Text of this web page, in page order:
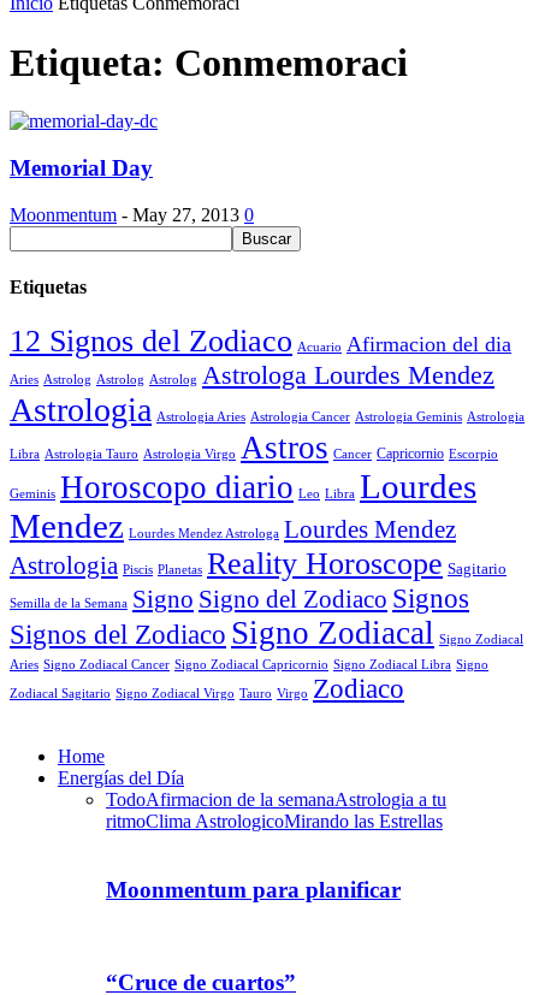
Etiqueta: Conmemoraci
Memorial Day
Moonmentum - May 27, 2013 0
Etiquetas
12 Signos del Zodiaco Acuario Afirmacion del dia
Aries Astrolog Astrolog Astrolog Astrologa Lourdes Mendez
Astrologia Astrologia Aries Astrologia Cancer Astrologia Geminis Astrologia
Libra Astrologia Tauro Astrologia Virgo Astros Cancer Capricornio Escorpio
Geminis Horoscopo diario Leo Libra Lourdes
Mendez Lourdes Mendez Astrologa Lourdes Mendez
Astrologia Piscis Planetas Reality Horoscope Sagitario
Semilla de la Semana Signo Signo del Zodiaco Signos
Signos del Zodiaco Signo Zodiacal Signo Zodiacal
Aries Signo Zodiacal Cancer Signo Zodiacal Capricornio Signo Zodiacal Libra Signo
Zodiacal Sagitario Signo Zodiacal Virgo Tauro Virgo Zodiaco
Home
Energías del Día
TodoAfirmacion de la semanaAstrologia a tu
ritmoClima AstrologicoMirando las Estrellas
Moonmentum para planificar
“Cruce de cuartos”